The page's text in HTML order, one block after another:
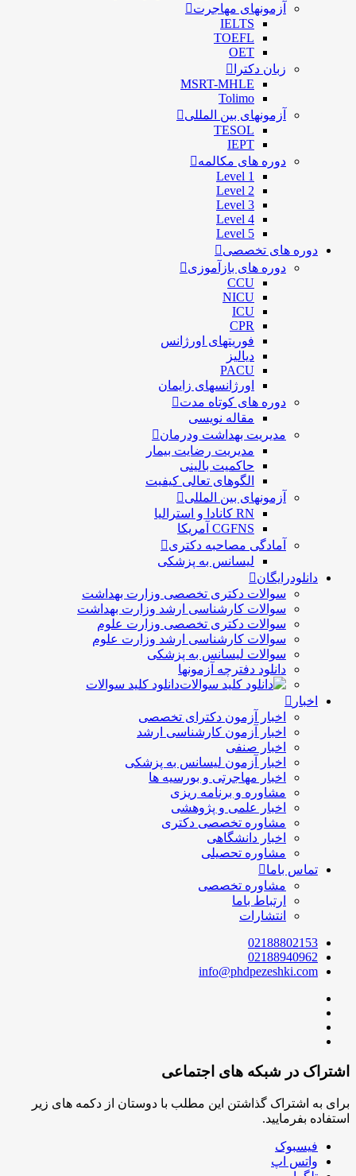
آزمونهای مهاجرت
IELTS
TOEFL
OET
زبان دکترا
MSRT-MHLE
Tolimo
آزمونهای بین المللی
TESOL
IEPT
دوره های مکالمه
Level 1
Level 2
Level 3
Level 4
Level 5
دوره های تخصصی
دوره های بازآموزی
CCU
NICU
ICU
CPR
فوریتهای اورژانس
دیالیز
PACU
اورژانسهای زایمان
دوره های کوتاه مدت
مقاله نویسی
مدیریت بهداشت ودرمان
مديريت رضايت بيمار
حاكميت بالينی
الگوهای تعالی کيفيت
آزمونهای بین المللی
RN کانادا و استرالیا
CGFNS آمریکا
آمادگی مصاحبه دکتری
لیسانس به پزشکی
دانلودرایگان
سوالات دکتری تخصصی وزارت بهداشت
سوالات کارشناسی ارشد وزارت بهداشت
سوالات دکتری تخصصی وزارت علوم
سوالات کارشناسی ارشد وزارت علوم
سوالات لیسانس به پزشکی
دانلود دفترچه آزمونها
دانلود کلید سوالات
اخبار
اخبار آزمون دکترای تخصصی
اخبار آزمون کارشناسی ارشد
اخبار صنفی
اخبار آزمون لیسانس به پزشکی
اخبار مهاجرتی و بورسیه ها
مشاوره و برنامه ریزی
اخبار علمی و پژوهشی
مشاوره تخصصی دکتری
اخبار دانشگاهی
مشاوره تحصیلی
تماس باما
مشاوره تخصصی
ارتباط باما
انتشارات
02188802153
02188940962
info@phdpezeshki.com
اشتراک در شبکه های اجتماعی
برای به اشتراک گذاشتن این مطلب با دوستان از دکمه های زیر
استفاده بفرمایید.
فیسبوک
واتس اپ